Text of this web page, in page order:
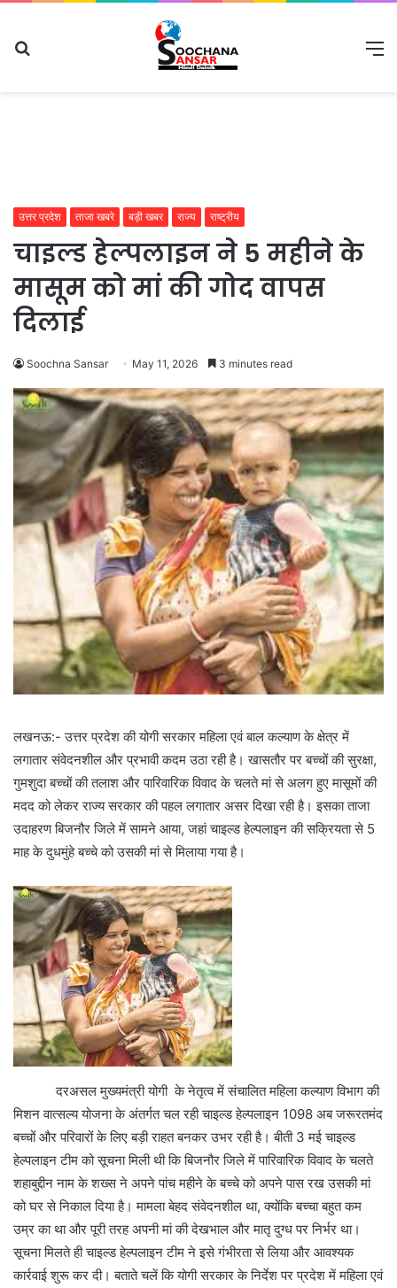
उत्तर प्रदेश ताजा खबरे बड़ी खबर राज्य राष्ट्रीय
चाइल्ड हेल्पलाइन ने 5 महीने के
मासूम को मां की गोद वापस
दिलाई
Soochna Sansar May 11, 2026 3 minutes read
लखनऊ:- उत्तर प्रदेश की योगी सरकार महिला एवं बाल कल्याण के क्षेत्र में
लगातार संवेदनशील और प्रभावी कदम उठा रही है। खासतौर पर बच्चों की सुरक्षा,
गुमशुदा बच्चों की तलाश और पारिवारिक विवाद के चलते मां से अलग हुए मासूमों की
मदद को लेकर राज्य सरकार की पहल लगातार असर दिखा रही है। इसका ताजा
उदाहरण बिजनौर जिले में सामने आया, जहां चाइल्ड हेल्पलाइन की सक्रियता से 5
माह के दुधमुंहे बच्चे को उसकी मां से मिलाया गया है।
दरअसल मुख्यमंत्री योगी के नेतृत्व में संचालित महिला कल्याण विभाग की
मिशन वात्सल्य योजना के अंतर्गत चल रही चाइल्ड हेल्पलाइन 1098 अब जरूरतमंद
बच्चों और परिवारों के लिए बड़ी राहत बनकर उभर रही है। बीती 3 मई चाइल्ड
हेल्पलाइन टीम को सूचना मिली थी कि बिजनौर जिले में पारिवारिक विवाद के चलते
शहाबुद्दीन नाम के शख्स ने अपने पांच महीने के बच्चे को अपने पास रख उसकी मां
को घर से निकाल दिया है। मामला बेहद संवेदनशील था, क्योंकि बच्चा बहुत कम
उम्र का था और पूरी तरह अपनी मां की देखभाल और मातृ दुग्ध पर निर्भर था।
सूचना मिलते ही चाइल्ड हेल्पलाइन टीम ने इसे गंभीरता से लिया और आवश्यक
कार्रवाई शुरू कर दी। बताते चलें कि योगी सरकार के निर्देश पर प्रदेश में महिला एवं